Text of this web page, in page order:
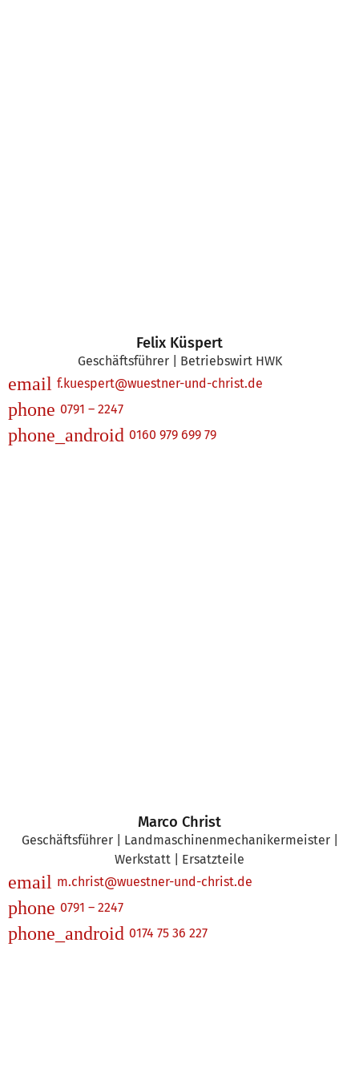
Felix Küspert
Geschäftsführer | Betriebswirt HWK
email f.kuespert@wuestner-und-christ.de
phone 0791 – 2247
phone_android 0160 979 699 79
Marco Christ
Geschäftsführer | Landmaschinen­mechanikermeister |
Werkstatt | Ersatzteile
email m.christ@wuestner-und-christ.de
phone 0791 – 2247
phone_android 0174 75 36 227